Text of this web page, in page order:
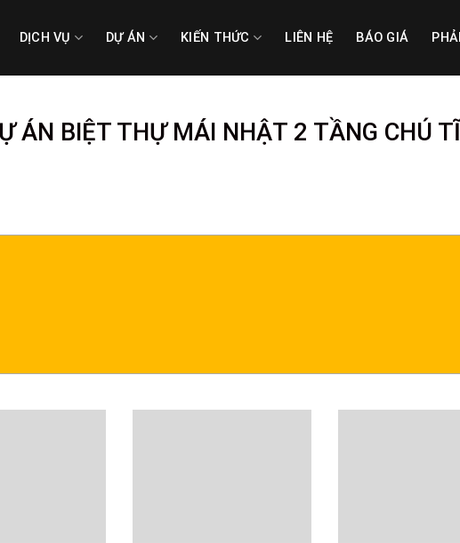
DỊCH VỤ DỰ ÁN KIẾN THỨC LIÊN HỆ BÁO GIÁ
ÁN BIỆT THỰ MÁI NHẬT 2 TẦNG CHÚ